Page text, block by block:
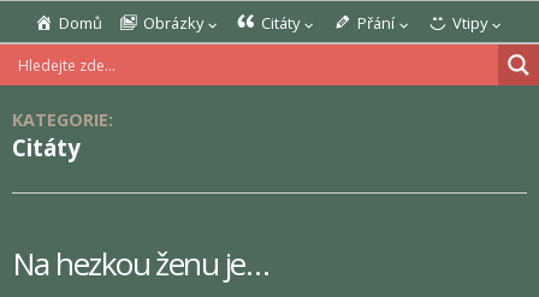
Domů Obrázky Citáty Přání Vtipy
KATEGORIE:
Citáty
Na hezkou ženu je…